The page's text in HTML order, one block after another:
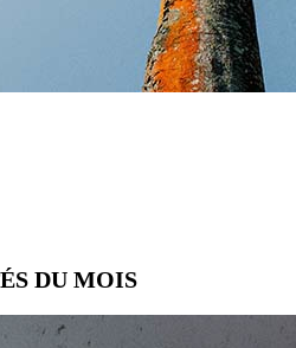
DU MOIS